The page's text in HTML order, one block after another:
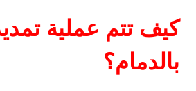
كيف تتم عملية
بالدمام؟